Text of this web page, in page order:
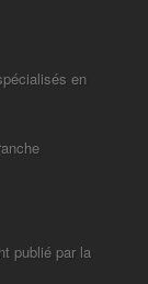
en
publié par la